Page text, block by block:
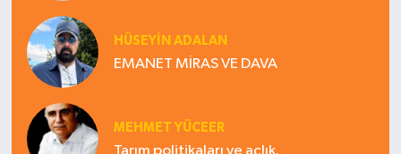
HÜSEYIN ADALAN
EMANET MİRAS VE DAVA
MEHMET YÜCEER
Tarım politikaları ve açlık.